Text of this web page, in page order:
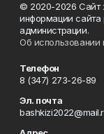
© 2020-2026 Сайт
информации сайта
администрации.
Об использовании
Телефон
8 (347) 273-26-89
Эл. почта